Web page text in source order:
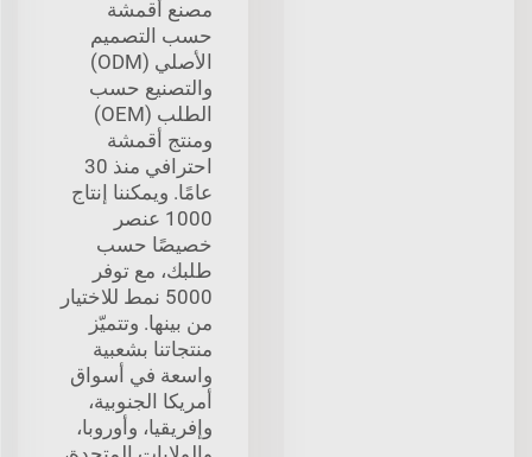
مصنع أقمشة
حسب التصميم
الأصلي (ODM)
والتصنيع حسب
الطلب (OEM)
ومنتج أقمشة
احترافي منذ 30
عامًا. ويمكننا إنتاج
1000 عنصر
خصيصًا حسب
طلبك، مع توفر
5000 نمط للاختيار
من بينها. وتتميّز
منتجاتنا بشعبية
واسعة في أسواق
أمريكا الجنوبية،
وإفريقيا، وأوروبا،